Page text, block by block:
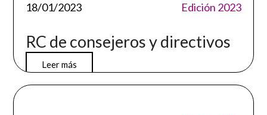
18/01/2023 Edición 2023
RC de consejeros y directivos
Leer más